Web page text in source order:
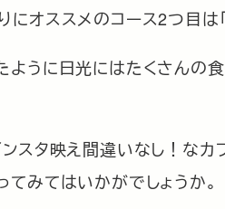
オススメのコース2つ目は
ように日光にはたくさんの
ンスタ映え間違いなし！な
みてはいかがでしょうか。